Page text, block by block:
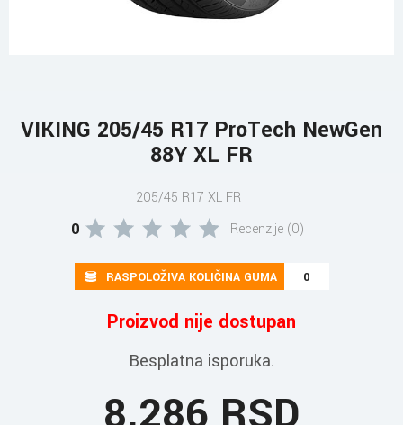
VIKING 205/45 R17 ProTech NewGen
88Y XL FR
205/45 R17 XL FR
0 Recenzije (0)
RASPOLOŽIVA KOLIČINA GUMA 0
Proizvod nije dostupan
Besplatna isporuka.